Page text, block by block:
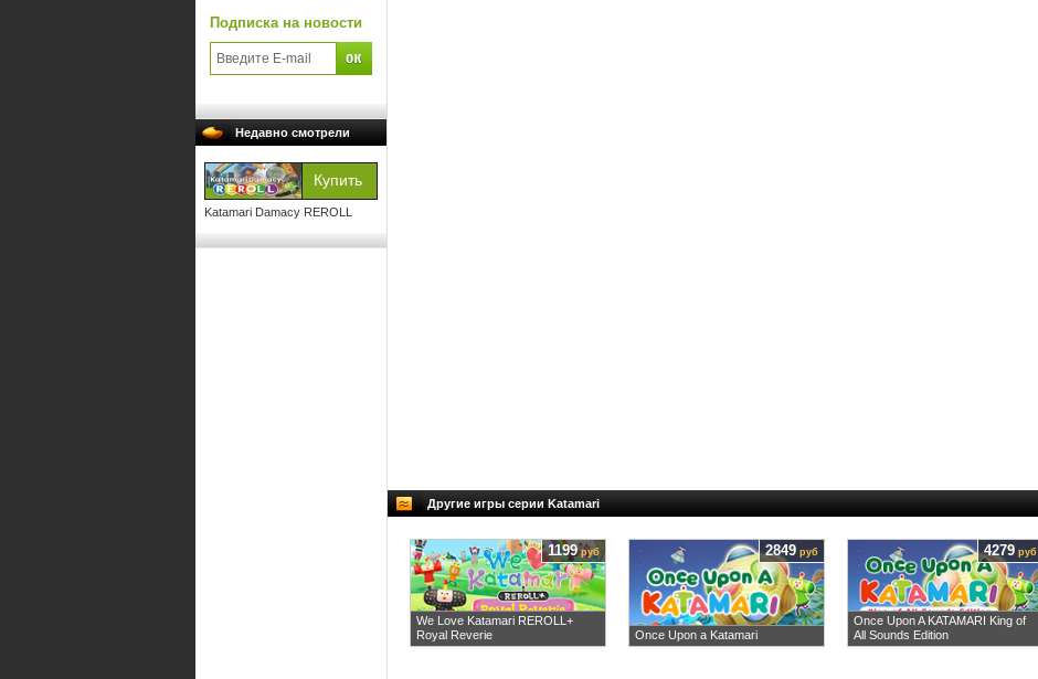
Подписка на новости
Недавно смотрели
Katamari Damacy REROLL
Другие игры серии Katamari
We Love Katamari REROLL+
Royal Reverie
1199руб
Once Upon a Katamari
2849 руб
Once Upon A KATAMARI King of
All Sounds Edition
4279 руб